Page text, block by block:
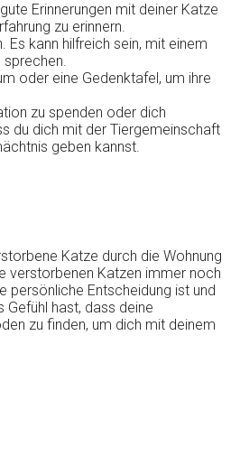
Erinnerungen mit deiner Katze
zu erinnern.
Es kann hilfreich sein, mit einem
sprechen.
oder eine Gedenktafel, um ihre
zu spenden oder dich
du dich mit der Tiergemeinschaft
geben kannst.
Katze durch die Wohnung
verstorbenen Katzen immer noch
persönliche Entscheidung ist und
Gefühl hast, dass deine
zu finden, um dich mit deinem